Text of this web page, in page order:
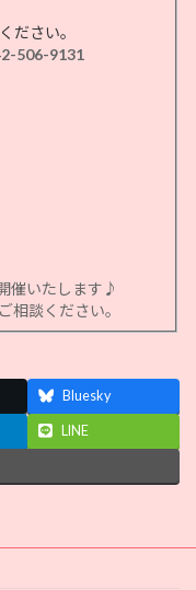
ださい。
506-9131
催いたします♪
相談ください。
Bluesky
LINE